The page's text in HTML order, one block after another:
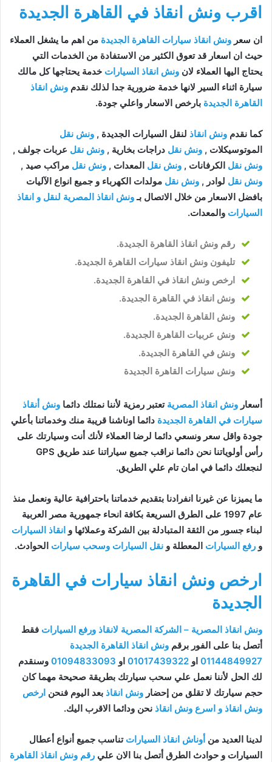
اقرب ونش انقاذ في القاهرة الجديدة
ان سعر ونش انقاذ سيارات القاهرة الجديدة من اهم ما يشغل العملاء
حيث ان اسعار قد تعوق الكثير من الاستفادة من الخدمات التي
يحتاج اليها العملاء لان ونش انقاذ السيارات خدمة يحتاجها كل مالك
سيارة اثناء السير لانها خدمة ضرورية جدا لذلك نقدم ونش انقاذ
القاهرة الجديدة بارخص الاسعار واعلي جودة.
كما نقدم ونش انقاذ لنقل السيارات الجديدة , ونش نقل
الموتوسيكلات , ونش نقل دراجات بخارية , ونش نقل عربات جولف ,
ونش نقل الكرفانات , ونش نقل المعدات , ونش نقل مراكب صيد ,
ونش نقل لوادر , ونش نقل مولدات الكهرباء و جميع انواع الآليات
بافضل الاسعار من خلال الاتصال بـونش انقاذ المصرية لنقل و انقاذ
السيارات والمعدات.
رقم ونش انقاذ القاهرة الجديدة.
تليفون ونش انقاذ سيارات القاهرة الجديدة.
ارخص ونش انقاذ في القاهرة الجديدة.
ونش انقاذ في القاهرة الجديدة.
ونش القاهرة الجديدة.
ونش عربيات القاهرة الجديدة.
ونش في القاهرة الجديدة.
ونش سيارات القاهرة الجديدة
أسعار ونش انقاذ المصرية تعتبر رمزية لأننا نمتلك دائما ونش أنقاذ
سيارات في القاهرة الجديدة دائما اوناشنا قريبة منك وخدماتنا بأعلي
جودة واقل سعر ونسعي دائما لرضا العملاء لأنك أنت وسيارتك على
رأس أولوياتنا نحن دائما نراقب جميع سياراتنا عند طريق GPS
لنجعلك دائما في امان تام علي الطريق.
ما يميزنا عن غيرنا انفرادنا بتقديم خدماتنا باحترافية عالية ونعمل منذ
عام 1997 على الطرق السريعة بكافة انحاء جمهورية مصر العربية
لبناء جسور من الثقة المتبادلة بين الشركة وعملائها و انقاذ السيارات
و رفع السيارات المعطلة و نقل السيارات وسحب سيارات الحوادث.
ارخص ونش انقاذ سيارات في القاهرة
الجديدة
ونش انقاذ المصرية – الشركة المصرية لانقاذ ورفع السيارات فقط
أتصل بنا على الفور برقم ونش انقاذ القاهرة الجديدة
01144849927 او 01017439322 او 01094833093 وسنقدم
لك الحل لأننا نعمل علي سحب سيارتك بطريقة صحيحة مهما كان
حجم سيارتك لا تقلق من إحضار ونش انقاذ بعد اليوم فنحن ارخص
ونش انقاذ و اسرع ونش انقاذ نحن ودائما الاقرب اليك.
لدينا العديد من أوناش انقاذ السيارات تناسب جميع أنواع أعطال
السيارات و حوادث الطرق أتصل بنا الان علي رقم ونش انقاذ القاهرة